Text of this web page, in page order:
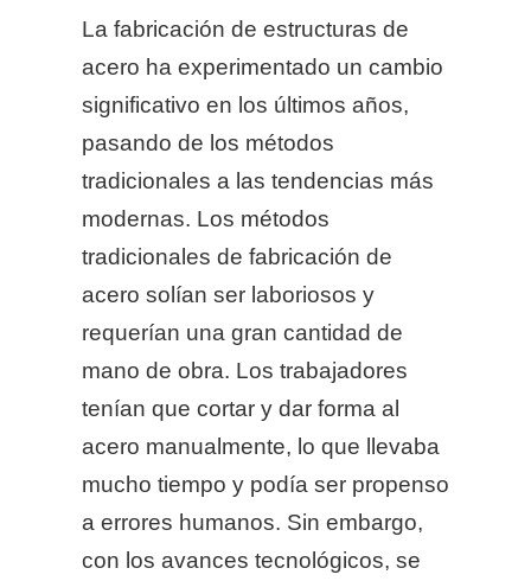
La fabricación de estructuras de
acero ha experimentado un cambio
significativo en los últimos años,
pasando de los métodos
tradicionales a las tendencias más
modernas. Los métodos
tradicionales de fabricación de
acero solían ser laboriosos y
requerían una gran cantidad de
mano de obra. Los trabajadores
tenían que cortar y dar forma al
acero manualmente, lo que llevaba
mucho tiempo y podía ser propenso
a errores humanos. Sin embargo,
con los avances tecnológicos, se